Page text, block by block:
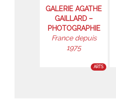
GALERIE AGATHE
GAILLARD –
PHOTOGRAPHIE
France depuis
1975
ARTS